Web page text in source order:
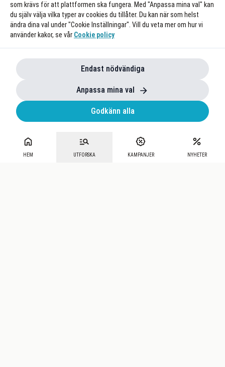
HEM UTFORSKA KAMPANJER NYHETER
som krävs för att plattformen ska fungera. Med "Anpassa mina val" kan
du själv välja vilka typer av cookies du tillåter. Du kan när som helst
ändra dina val under "Cookie Inställningar". Vill du veta mer om hur vi
använder kakor, se vår Cookie policy
Endast nödvändiga
Anpassa mina val
Godkänn alla